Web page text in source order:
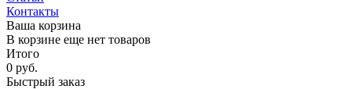
Контакты
Ваша корзина
В корзине еще нет товаров
Итого
0 руб.
Быстрый заказ